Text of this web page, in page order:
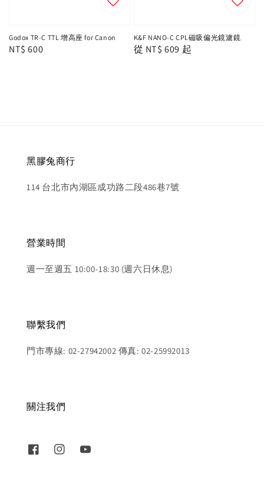
Godox TR-C TTL 增高座 for Canon
Regular
NT$ 600
K&F NANO-C CPL磁吸偏光鏡濾鏡
Regular
從 NT$ 609 起
黑膠兔商行
114 台北市內湖區成功路二段486巷7號
營業時間
週一至週五 10:00-18:30 (週六日休息)
聯繫我們
門市專線: 02-27942002 傳真: 02-25992013
關注我們